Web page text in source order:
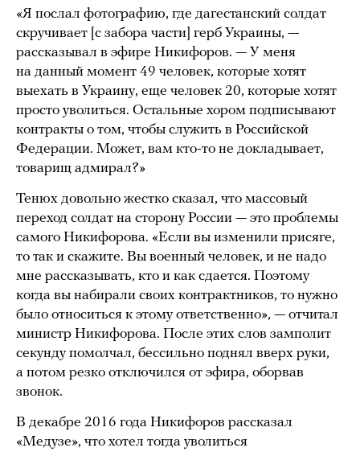
«Я послал фотографию, где дагестанский солдат
скручивает [с забора части] герб Украины, —
рассказывал в эфире Никифоров. — У меня
на данный момент 49 человек, которые хотят
выехать в Украину, еще человек 20, которые хотят
просто уволиться. Остальные хором подписывают
контракты о том, чтобы служить в Российской
Федерации. Может, вам кто-то не докладывает,
товарищ адмирал?»
Тенюх довольно жестко сказал, что массовый
переход солдат на сторону России — это проблемы
самого Никифорова. «Если вы изменили присяге,
то так и скажите. Вы военный человек, и не надо
мне рассказывать, кто и как сдается. Поэтому
когда вы набирали своих контрактников, то нужно
было относиться к этому ответственно», — отчитал
министр Никифорова. После этих слов замполит
секунду помолчал, бессильно поднял вверх руки,
а потом резко отключился от эфира, оборвав
звонок.
В декабре 2016 года Никифоров рассказал
«Медузе», что хотел тогда уволиться